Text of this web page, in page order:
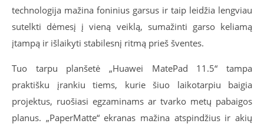
technologija mažina foninius garsus ir taip leidžia lengviau
sutelkti dėmesį į vieną veiklą, sumažinti garso keliamą
įtampą ir išlaikyti stabilesnį ritmą prieš šventes.
Tuo tarpu planšetė „Huawei MatePad 11.5“ tampa
praktišku įrankiu tiems, kurie šiuo laikotarpiu baigia
projektus, ruošiasi egzaminams ar tvarko metų pabaigos
planus. „PaperMatte“ ekranas mažina atspindžius ir akių